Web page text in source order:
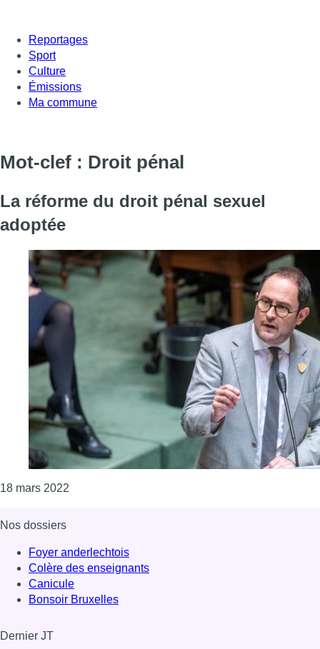
Reportages
Sport
Culture
Émissions
Ma commune
Mot-clef : Droit pénal
La réforme du droit pénal sexuel
adoptée
18 mars 2022
Nos dossiers
Foyer anderlechtois
Colère des enseignants
Canicule
Bonsoir Bruxelles
Dernier JT